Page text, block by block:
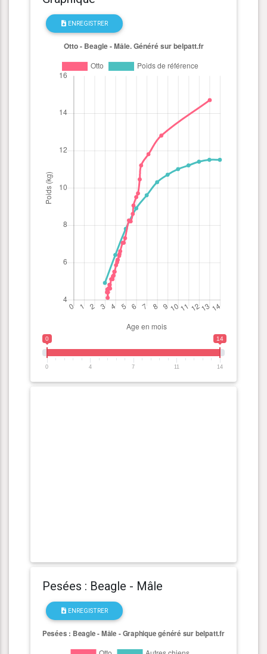
ENREGISTRER
0 14
0 4 7 11 14
Pesées : Beagle - Mâle
ENREGISTRER